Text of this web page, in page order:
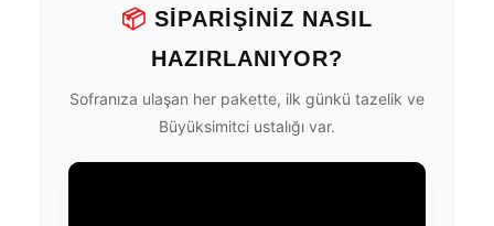
📦 SİPARİŞİNİZ NASIL
HAZIRLANIYOR?
Sofranıza ulaşan her pakette, ilk günkü tazelik ve
Büyüksimitci ustalığı var.